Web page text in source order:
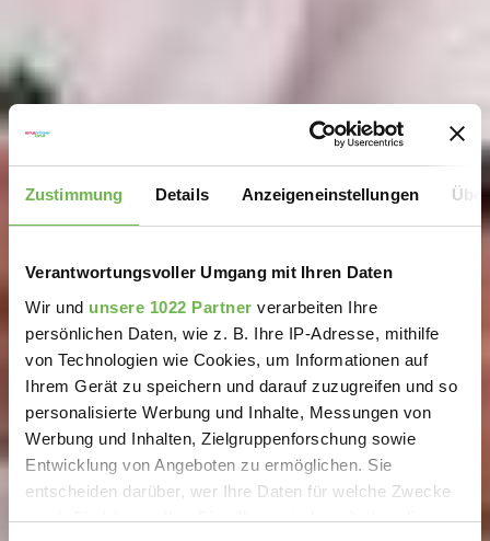
Zustimmung Details Anzeigeneinstellungen
Verantwortungsvoller Umgang mit Ihren Daten
Wir und unsere 1022 Partner verarbeiten Ihre
persönlichen Daten, wie z. B. Ihre IP-Adresse, mithilfe
von Technologien wie Cookies, um Informationen auf
Ihrem Gerät zu speichern und darauf zuzugreifen und so
personalisierte Werbung und Inhalte, Messungen von
Werbung und Inhalten, Zielgruppenforschung sowie
Entwicklung von Angeboten zu ermöglichen. Sie
entscheiden darüber, wer Ihre Daten für welche Zwecke
nutzt. Sie können Ihre Einwilligung jederzeit über die